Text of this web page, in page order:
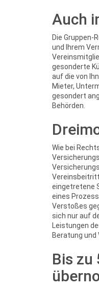
Auch
Die
und Ihrem
gesonderte
auf die von
Mieter,
gesondert
Behörden.
Wie bei
eingetretene
eines
Verstoßes
sich nur auf
Leistungen
Beratung
Bis zu